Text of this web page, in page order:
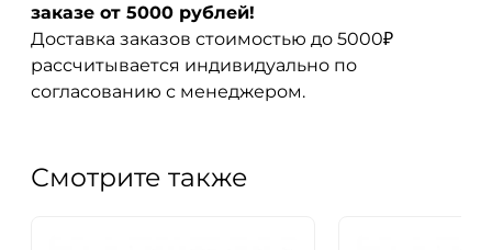
заказе от 5000 рублей!
Доставка заказов стоимостью до 5000₽
рассчитывается индивидуально по
согласованию с менеджером.
Смотрите также